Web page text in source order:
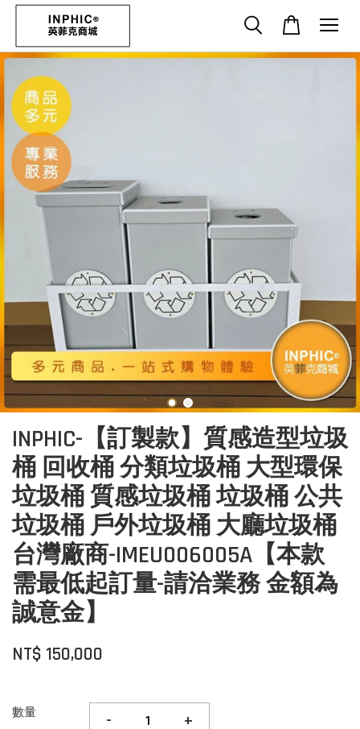
INPHIC-【訂製款】質感造型垃圾
桶 回收桶 分類垃圾桶 大型環保
垃圾桶 質感垃圾桶 垃圾桶 公共
垃圾桶 戶外垃圾桶 大廳垃圾桶
台灣廠商-IMEU006005A【本款
需最低起訂量-請洽業務 金額為
誠意金】
NT$ 150,000
數量 - +